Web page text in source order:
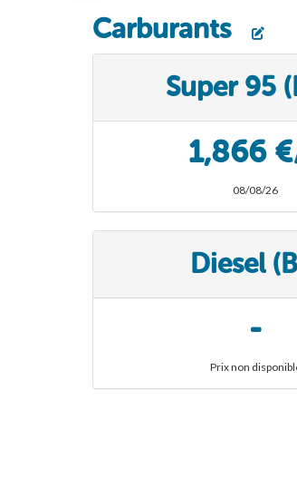
Carburants
Super 95
1,866
08/08/26
Diesel
-
Prix non